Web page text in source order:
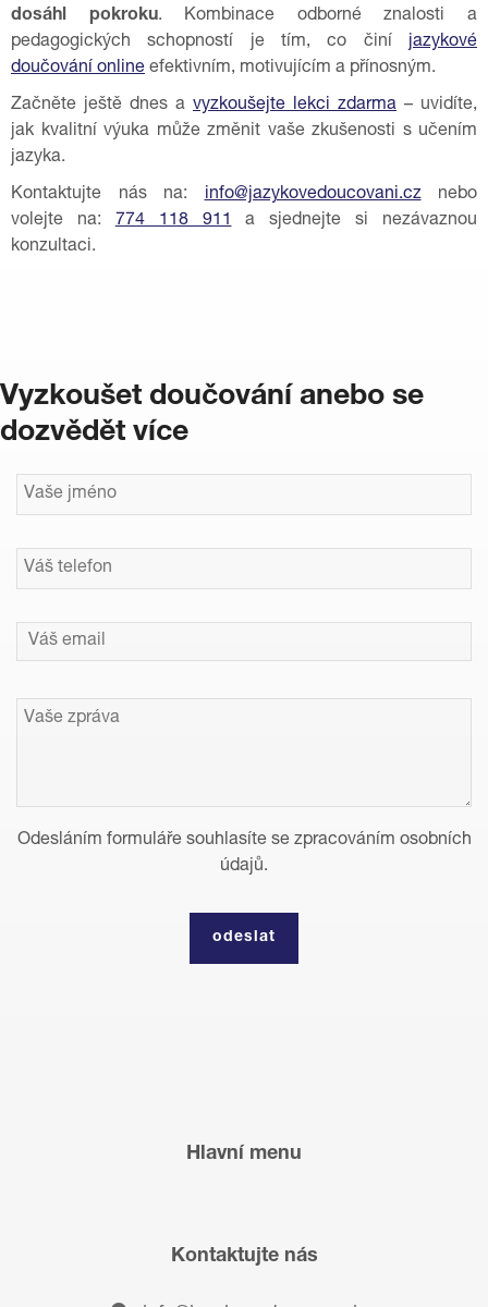
dosáhl pokroku. Kombinace odborné znalosti a
pedagogických schopností je tím, co činí
jazykové
doučování online efektivním, motivujícím a přínosným.
Začněte ještě dnes a vyzkoušejte lekci zdarma – uvidíte,
jak kvalitní výuka může změnit vaše zkušenosti s učením
jazyka.
Kontaktujte nás na: info@jazykovedoucovani.cznebo
volejte na:
774 118 911
a sjednejte si nezávaznou
konzultaci.
Vyzkoušet doučování anebo se
dozvědět více
Odesláním formuláře souhlasíte se zpracováním osobních
údajů.
Hlavní menu
Kontaktujte nás